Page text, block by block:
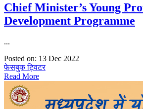
Chief Minister’s Young
Development Programme
...
Posted on: 13 Dec 2022
फेसबुकट्विटर
Read More